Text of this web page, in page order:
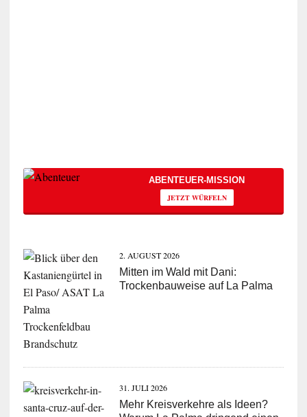
ABENTEUER-MISSION
JETZT WÜRFELN
2. AUGUST 2026
Mitten im Wald mit Dani:
Trockenbauweise auf La Palma
31. JULI 2026
Mehr Kreisverkehre als Ideen?